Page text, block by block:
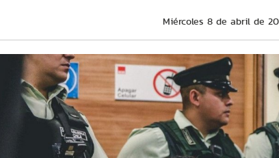
Miércoles 8 de abril de